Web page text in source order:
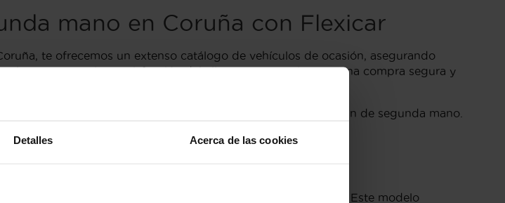
Detalles Acerca de las cookies
mano en Coruña con Flexicar
te ofrecemos un extenso catálogo de vehículos de ocasión, asegurando
la transparencia y satisfacción del cliente, te garantizamos una compra segura y
confían en Flexicar para comprar su Audi A3 Sedan de segunda mano.
el coche perfecto para ti.
, conocido por su elegante diseño, eficiencia y prestaciones. Este modelo